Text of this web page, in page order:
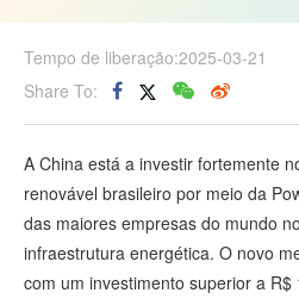
Tempo de liberação:2025-03-21
Share To:
A China está a investir fortemente
renovável brasileiro por meio da
das maiores empresas do mundo
infraestrutura energética. O novo
com um investimento superior a